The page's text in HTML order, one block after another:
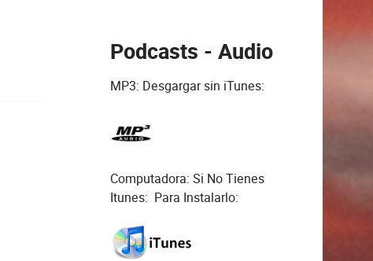
Podcasts - Audio
MP3: Desgargar sin iTunes:
Computadora: Si No Tienes
Itunes: Para Instalarlo: